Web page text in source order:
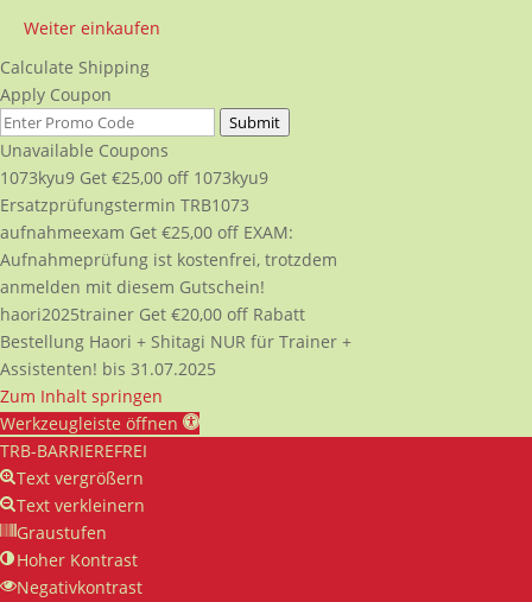
Weiter einkaufen
Calculate Shipping
Apply Coupon
Submit
Unavailable Coupons
1073kyu9 Get €25,00 off 1073kyu9
Ersatzprüfungstermin TRB1073
aufnahmeexam Get €25,00 off EXAM:
Aufnahmeprüfung ist kostenfrei, trotzdem
anmelden mit diesem Gutschein!
haori2025trainer Get €20,00 off Rabatt
Bestellung Haori + Shitagi NUR für Trainer +
Assistenten! bis 31.07.2025
Zum Inhalt springen
Werkzeugleiste öffnen
TRB-BARRIEREFREI
Text vergrößern
Text verkleinern
Graustufen
Hoher Kontrast
Negativkontrast